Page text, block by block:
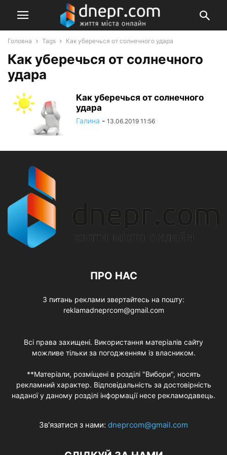
Головна Tags Как уберечься от солнечного удара
Как уберечься от солнечного
удара
Как уберечься от солнечного
удара
Галина - 13.06.2019 11:56
ПРО НАС
З питань реклами звертайтесь на пошту:
reklamadneprcom@gmail.com
Всі права захищені. Використання матеріалів сайту
можливе тільки за погодженням із власником.
**Матеріали, розміщені в розділі "Вибори", носять
рекламний характер. Відповідальність за достовірність
наданої у даному розділі інформації несе рекламодавець.
Зв'язатися з нами: dneprcom@gmail.com